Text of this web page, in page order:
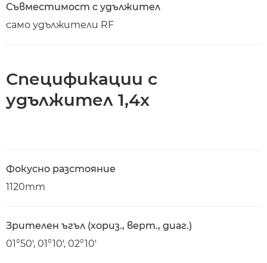
Съвместимост с удължител
само удължители RF
Спецификации с
удължител 1,4x
Фокусно разстояние
1120mm
Зрителен ъгъл (хориз., верт., диаг.)
01°50′, 01°10′, 02°10′